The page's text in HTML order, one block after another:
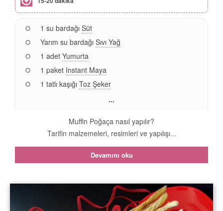
1 su bardağı Süt
Yarım su bardağı Sıvı Yağ
1 adet Yumurta
1 paket Instant Maya
1 tatlı kaşığı Toz Şeker
...
Muffin Poğaça nasıl yapılır?
Tarifin malzemeleri, resimleri ve yapılışı...
Devamını oku